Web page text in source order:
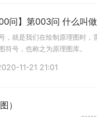
复或更换电源模块。
件。
整个传感器。
内容、版权和其它问题
问】第003问 什么叫
，就是我们在绘制原理图时
符号，也称之为原理图库。
11-21 21:01
）